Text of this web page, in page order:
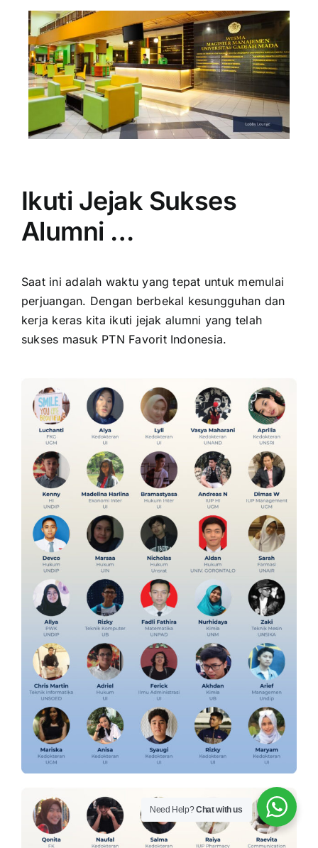
Ikuti Jejak Sukses
Alumni …
Saat ini adalah waktu yang tepat untuk memulai
perjuangan. Dengan berbekal kesungguhan dan
kerja keras kita ikuti jejak alumni yang telah
sukses masuk PTN Favorit Indonesia.
Need Help?Chat with us